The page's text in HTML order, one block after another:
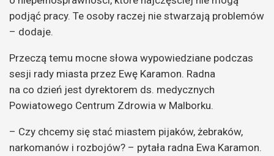
podjąć pracy. Te osoby raczej nie stwarzają problemów
– dodaje.
Przeczą temu mocne słowa wypowiedziane podczas
sesji rady miasta przez Ewę Karamon. Radna
na co dzień jest dyrektorem ds. medycznych
Powiatowego Centrum Zdrowia w Malborku.
– Czy chcemy się stać miastem pijaków, żebraków,
narkomanów i rozbojów? – pytała radna Ewa Karamon.